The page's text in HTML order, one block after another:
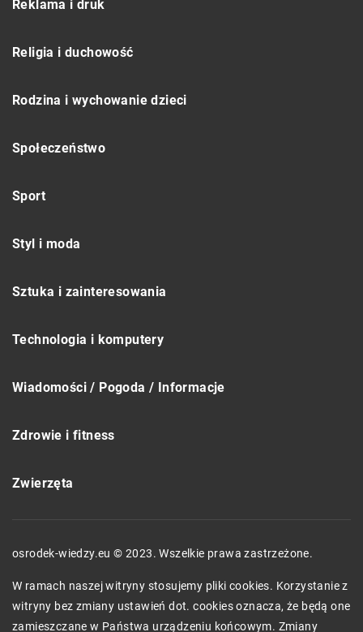
Reklama i druk
Religia i duchowość
Rodzina i wychowanie dzieci
Społeczeństwo
Sport
Styl i moda
Sztuka i zainteresowania
Technologia i komputery
Wiadomości / Pogoda / Informacje
Zdrowie i fitness
Zwierzęta
osrodek-wiedzy.eu © 2023. Wszelkie prawa zastrzeżone.
W ramach naszej witryny stosujemy pliki cookies. Korzystanie z
witryny bez zmiany ustawień dot. cookies oznacza, że będą one
zamieszczane w Państwa urządzeniu końcowym. Zmiany